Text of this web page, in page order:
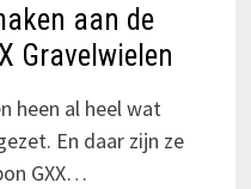
aan de
Gravelwielen
heen al heel wat
En daar zijn ze
GXX…